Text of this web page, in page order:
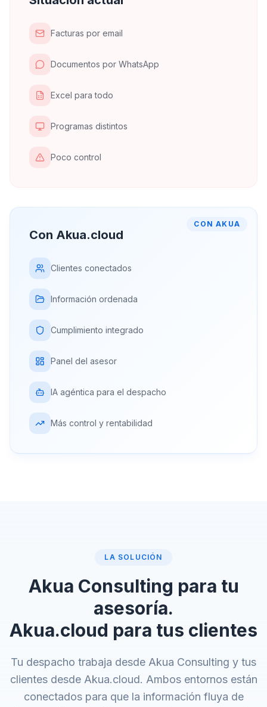
Facturas por email
Documentos por WhatsApp
Excel para todo
Programas distintos
Poco control
CON AKUA
Con Akua.cloud
Clientes conectados
Información ordenada
Cumplimiento integrado
Panel del asesor
IA agéntica para el despacho
Más control y rentabilidad
LA SOLUCIÓN
Akua Consulting para tu
asesoría.
Akua.cloud para tus clientes
Tu despacho trabaja desde Akua Consulting y tus
clientes desde Akua.cloud. Ambos entornos están
conectados para que la información fluya de